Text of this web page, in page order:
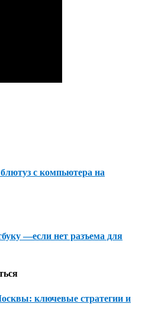
с компьютера на
—если нет разъема для
ключевые стратегии и